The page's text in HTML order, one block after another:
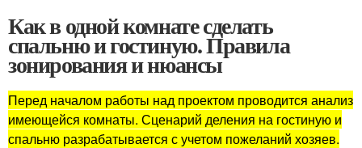
Как в одной комнате сделать
спальню и гостиную. Правила
зонирования и нюансы
Перед началом работы над проектом проводится анализ
имеющейся комнаты. Сценарий деления на гостиную и
спальню разрабатывается с учетом пожеланий хозяев.